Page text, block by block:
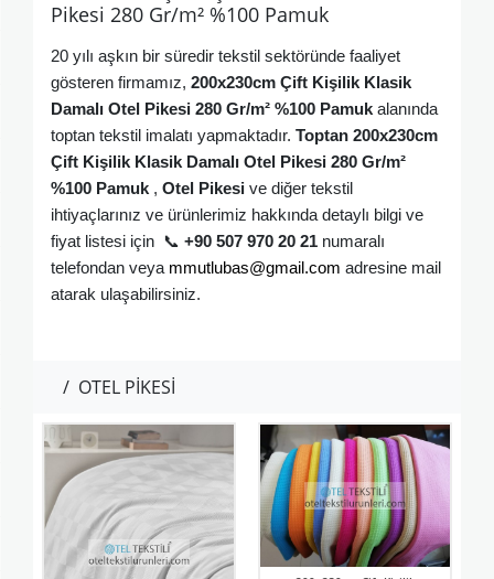
Pikesi 280 Gr/m² %100 Pamuk
20 yılı aşkın bir süredir tekstil sektöründe faaliyet
gösteren firmamız, 200x230cm Çift Kişilik Klasik
Damalı Otel Pikesi 280 Gr/m² %100 Pamuk alanında
toptan tekstil imalatı yapmaktadır. Toptan 200x230cm
Çift Kişilik Klasik Damalı Otel Pikesi 280 Gr/m²
%100 Pamuk , Otel Pikesi ve diğer tekstil
ihtiyaçlarınız ve ürünlerimiz hakkında detaylı bilgi ve
fiyat listesi için 📞 +90 507 970 20 21 numaralı
telefondan veya mmutlubas@gmail.com adresine mail
atarak ulaşabilirsiniz.
/ OTEL PİKESİ